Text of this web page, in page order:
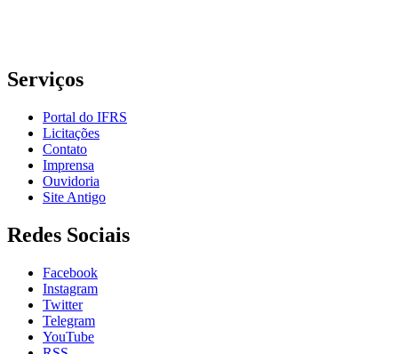
Serviços
Portal do IFRS
Licitações
Contato
Imprensa
Ouvidoria
Site Antigo
Redes Sociais
Facebook
Instagram
Twitter
Telegram
YouTube